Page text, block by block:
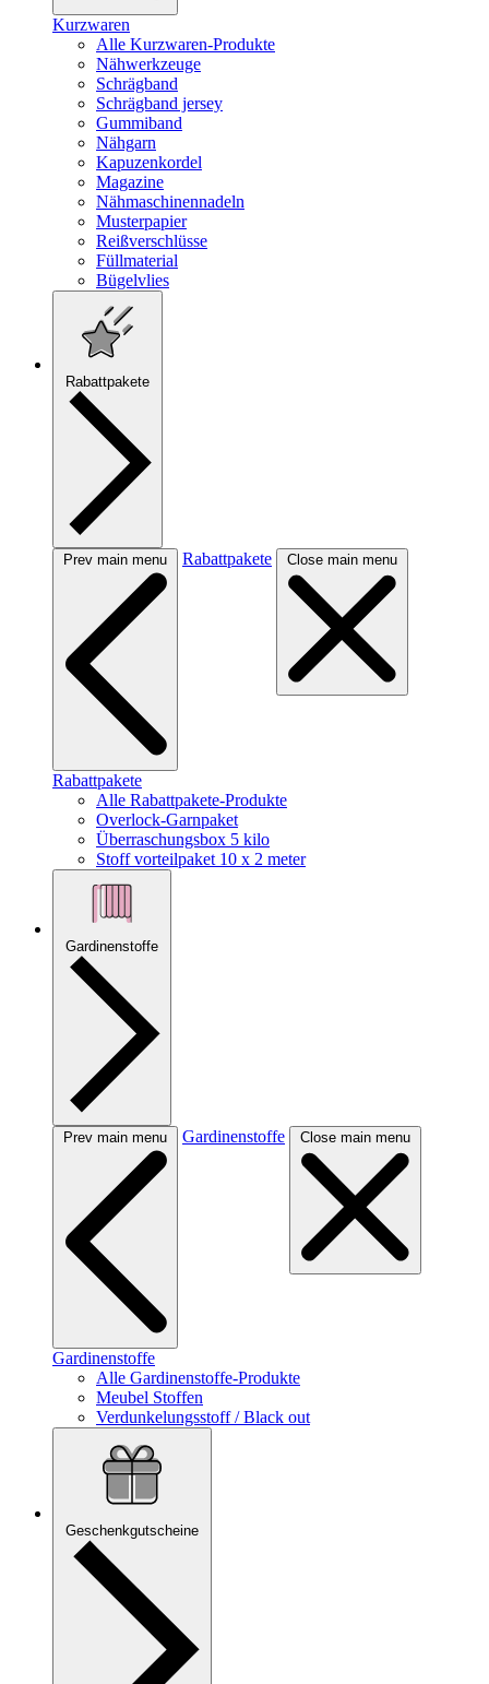
Kurzwaren
Alle Kurzwaren-Produkte
Nähwerkzeuge
Schrägband
Schrägband jersey
Gummiband
Nähgarn
Kapuzenkordel
Magazine
Nähmaschinennadeln
Musterpapier
Reißverschlüsse
Füllmaterial
Bügelvlies
Rabattpakete
Prev main menu Rabattpakete Close main menu
Rabattpakete
Alle Rabattpakete-Produkte
Overlock-Garnpaket
Überraschungsbox 5 kilo
Stoff vorteilpaket 10 x 2 meter
Gardinenstoffe
Prev main menu Gardinenstoffe Close main menu
Gardinenstoffe
Alle Gardinenstoffe-Produkte
Meubel Stoffen
Verdunkelungsstoff / Black out
Geschenkgutscheine